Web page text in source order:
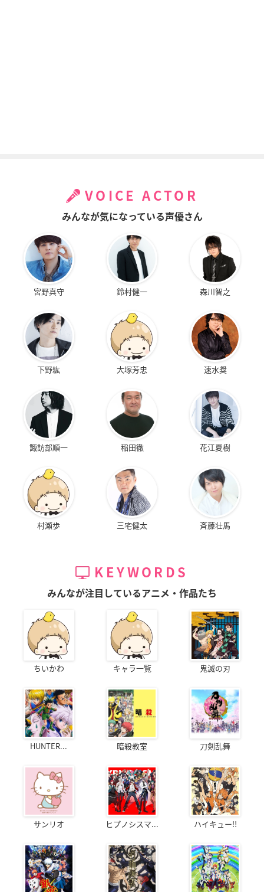
VOICE ACTOR
みんなが気になっている声優さん
宮野真守 鈴村健一 森川智之
下野紘 大塚芳忠 速水奨
諏訪部順一 稲田徹 花江夏樹
村瀬歩 三宅健太 斉藤壮馬
KEYWORDS
みんなが注目しているアニメ・作品たち
ちいかわ キャラ一覧 鬼滅の刃
HUNTER... 暗殺教室 刀剣乱舞
サンリオ ヒプノシスマ... ハイキュー!!